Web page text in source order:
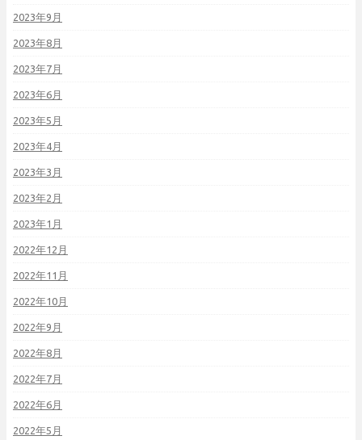
2023年9月
2023年8月
2023年7月
2023年6月
2023年5月
2023年4月
2023年3月
2023年2月
2023年1月
2022年12月
2022年11月
2022年10月
2022年9月
2022年8月
2022年7月
2022年6月
2022年5月